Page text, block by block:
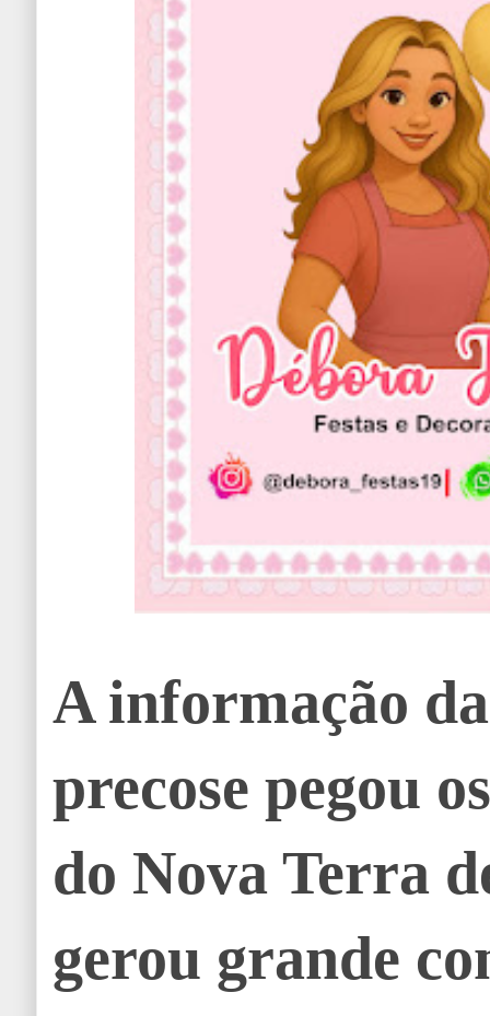
A informação
precose pegou
do Nova Terra
gerou grande